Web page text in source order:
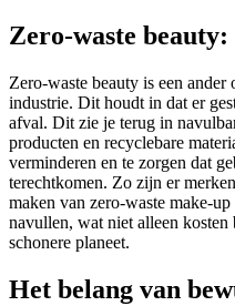
Zero-waste
Zero-waste beauty is een
industrie. Dit houdt in dat er
afval. Dit zie je terug in
producten en recyclebare
verminderen en te zorgen dat
terechtkomen. Zo zijn er
maken van zero-waste make-
navullen, wat niet alleen kosten
schonere planeet.
Het belang van